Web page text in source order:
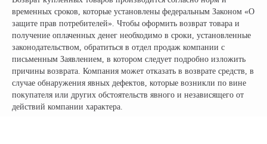
временных сроков, которые установлены федеральным Законом «О
защите прав потребителей». Чтобы оформить возврат товара и
получение оплаченных денег необходимо в сроки, установленные
законодательством, обратиться в отдел продаж компании с
письменным Заявлением, в котором следует подробно изложить
причины возврата. Компания может отказать в возврате средств, в
случае обнаружения явных дефектов, которые возникли по вине
покупателя или других обстоятельств явного и независящего от
действий компании характера.